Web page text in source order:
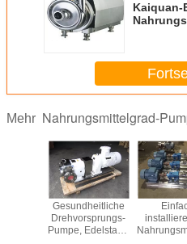
Kaiquan-
Mehr Nahrungsmittelgrad-
Gesundheitliche
Drehvorsprungs-
Pumpe, Edelstahl-